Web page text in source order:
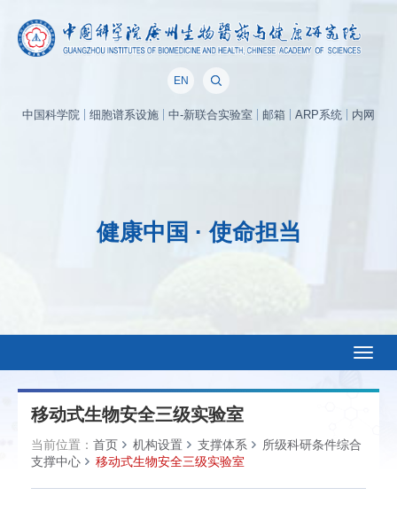
EN
中国科学院 细胞谱系设施 中-新联合实验室 邮箱 ARP系统 内网
健康中国 · 使命担当
移动式生物安全三级实验室
当前位置： 首页 机构设置 支撑体系
所级科研条件综合
支撑中心
移动式生物安全三级实验室